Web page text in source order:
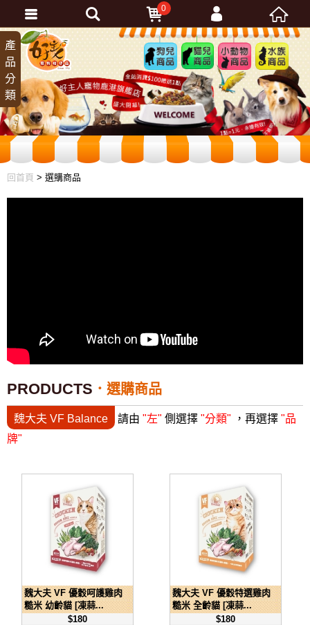
狗兒
商品
貓兒
商品
小動
物商
品
水族
商品
回首頁 > 選購商品
產
品
分
類
PRODUCTS 選購商品
魏大夫 VF Balance 請由 "左" 側選擇 "分類" ，再選擇 "品
牌"
魏大夫 VF 優穀呵護雞肉
糙米 幼齡貓 [凍蒜...
$180
魏大夫 VF 優穀特選雞肉
糙米 全齡貓 [凍蒜...
$180
0
會員登入
忘記密碼
加入會員
訂單查詢